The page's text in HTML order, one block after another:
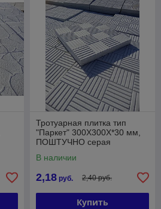
Тротуарная плитка тип
"Паркет" 300Х300Х*30 мм,
ПОШТУЧНО серая
В наличии
2,18 руб. 2,40 руб.
Купить